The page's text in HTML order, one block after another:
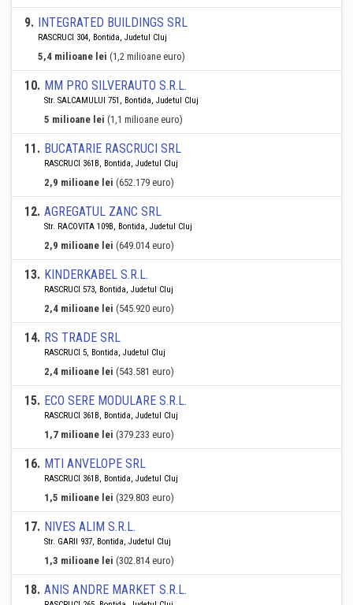
9. INTEGRATED BUILDINGS SRL
RASCRUCI 304, Bontida, Judetul Cluj
5,4 milioane lei (1,2 milioane euro)
10. MM PRO SILVERAUTO S.R.L.
Str. SALCAMULUI 751, Bontida, Judetul Cluj
5 milioane lei (1,1 milioane euro)
11. BUCATARIE RASCRUCI SRL
RASCRUCI 361B, Bontida, Judetul Cluj
2,9 milioane lei (652.179 euro)
12. AGREGATUL ZANC SRL
Str. RACOVITA 109B, Bontida, Judetul Cluj
2,9 milioane lei (649.014 euro)
13. KINDERKABEL S.R.L.
RASCRUCI 573, Bontida, Judetul Cluj
2,4 milioane lei (545.920 euro)
14. RS TRADE SRL
RASCRUCI 5, Bontida, Judetul Cluj
2,4 milioane lei (543.581 euro)
15. ECO SERE MODULARE S.R.L.
RASCRUCI 361B, Bontida, Judetul Cluj
1,7 milioane lei (379.233 euro)
16. MTI ANVELOPE SRL
RASCRUCI 361B, Bontida, Judetul Cluj
1,5 milioane lei (329.803 euro)
17. NIVES ALIM S.R.L.
Str. GARII 937, Bontida, Judetul Cluj
1,3 milioane lei (302.814 euro)
18. ANIS ANDRE MARKET S.R.L.